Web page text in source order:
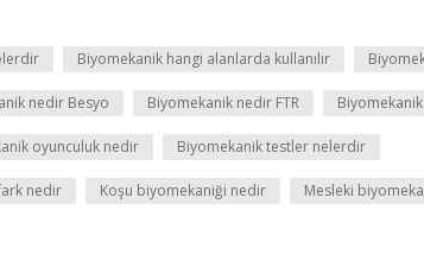
Biyomekanik hangi alanlarda kullanılır
nedir Besyo Biyomekanik nedir FTR Biyomekanik
oyunculuk nedir Biyomekanik testler nelerdir
nedir Koşu biyomekaniği nedir Mesleki